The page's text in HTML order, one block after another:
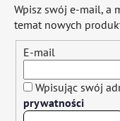
Wpisz swój e-mail, a
temat nowych
E-mail
Wpisując swój
prywatności